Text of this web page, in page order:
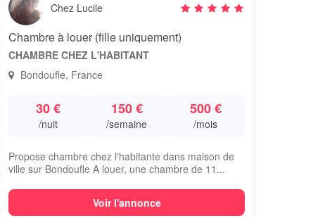
Chez Lucile
Chambre à louer (fille uniquement)
CHAMBRE CHEZ L'HABITANT
Bondoufle, France
30 €
/nuit
150 €
/semaine
500 €
/mois
Propose chambre chez l'habitante dans maison de
ville sur Bondoufle A louer, une chambre de 11...
Voir l'annonce